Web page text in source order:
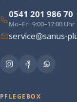
0541 201 986 70
Mo–Fr · 9:00–17:00 Uhr
service@sanus-
PFLEGEBOX